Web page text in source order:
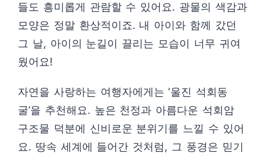
들도 흥미롭게 관람할 수 있어요. 광물의 색감과
모양은 정말 환상적이죠. 내 아이와 함께 갔던
그 날, 아이의 눈길이 끌리는 모습이 너무 귀여
웠어요!
자연을 사랑하는 여행자에게는 ‘울진 석회동
굴’을 추천해요. 높은 천정과 아름다운 석회암
구조물 덕분에 신비로운 분위기를 느낄 수 있어
요. 땅속 세계에 들어간 것처럼, 그 풍경은 믿기